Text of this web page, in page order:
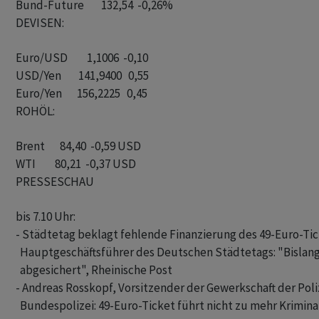
DEVISEN:
Euro/USD         1,1006  -0,10
USD/Yen        141,9400   0,55
ROHÖL:
Brent       84,40  -0,59 USD
PRESSESCHAU
bis 7.10 Uhr:
- Städtetag beklagt fehlende Finanzierung des 49-Euro-
Hauptgeschäftsführer des Deutschen Städtetags:
  abgesichert", Rheinische Post
- Andreas Rosskopf, Vorsitzender der Gewerkschaft der
Bundespolizei: 49-Euro-Ticket führt nicht zu mehr